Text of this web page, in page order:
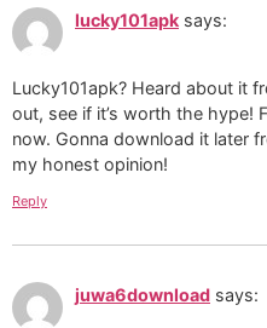
lucky101apk says:
Lucky101apk? Heard about it
out, see if it’s worth the hype!
now. Gonna download it later
my honest opinion!
Reply
juwa6download says: